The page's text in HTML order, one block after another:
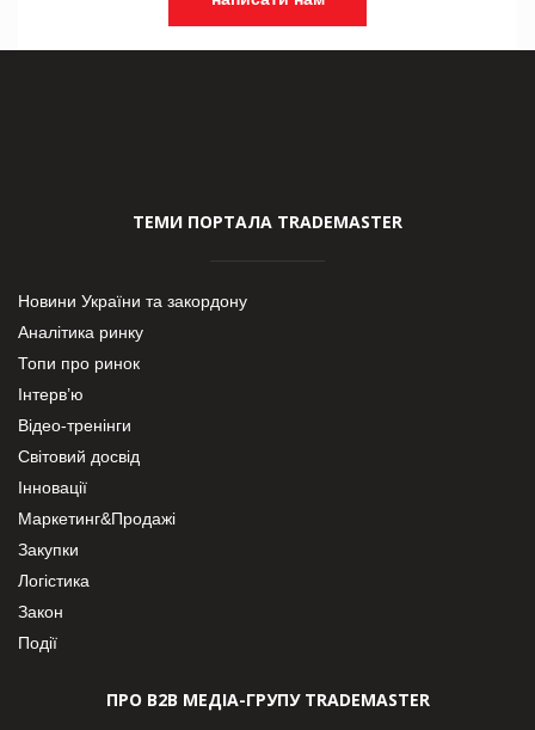
ТЕМИ ПОРТАЛА TRADEMASTER
Новини України та закордону
Аналітика ринку
Топи про ринок
Інтерв’ю
Відео-тренінги
Світовий досвід
Інновації
Маркетинг&Продажі
Закупки
Логістика
Закон
Події
ПРО В2В МЕДІА-ГРУПУ TRADEMASTER